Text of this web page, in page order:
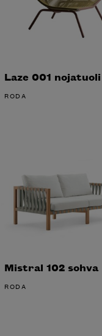
Laze 001 nojatuoli
RODA
Mistral 102 sohva
RODA